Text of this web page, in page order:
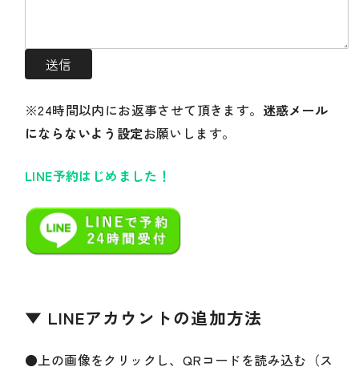
※24時間以内にお返事させて頂きます。 迷惑メール
にならないよう設定お願いします。
LINE予約はじめました！
▼ LINEアカウントの追加方法
●上の画像をクリックし、QRコードを読み込む（ス